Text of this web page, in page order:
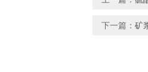
下一篇： 矿